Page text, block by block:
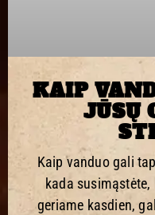
KAIP
JŪSŲ
Kaip vanduo gali
kada
geriame kasdien,